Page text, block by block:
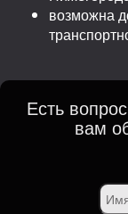
возможна
Есть
вам